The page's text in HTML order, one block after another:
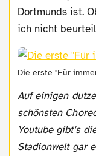
Dortmunds ist.
ich nicht
Die erste "Für
Auf einigen dutzend Homepages werden die
schönsten
Youtube gibt's
Stadionwelt gar